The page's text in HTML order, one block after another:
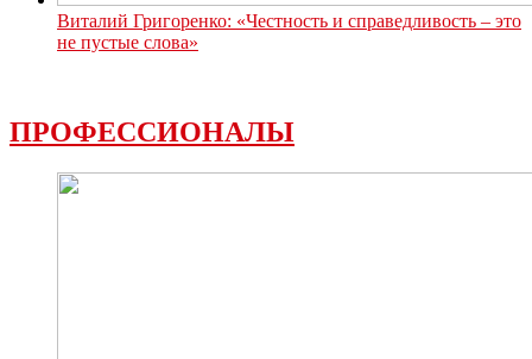
Виталий Григоренко: «Честность и справедливость – это
не пустые слова»
ПРОФЕССИОНАЛЫ